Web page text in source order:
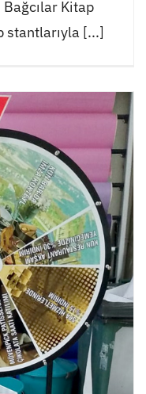
Kitap
stantlarıyla [...]